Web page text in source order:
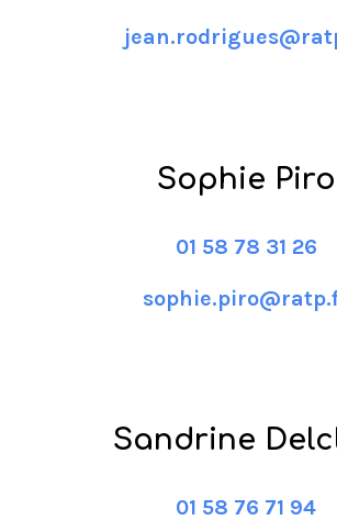
Sophie Piro
01 58 78 31 26
Sandrine
01 58 76 71 94